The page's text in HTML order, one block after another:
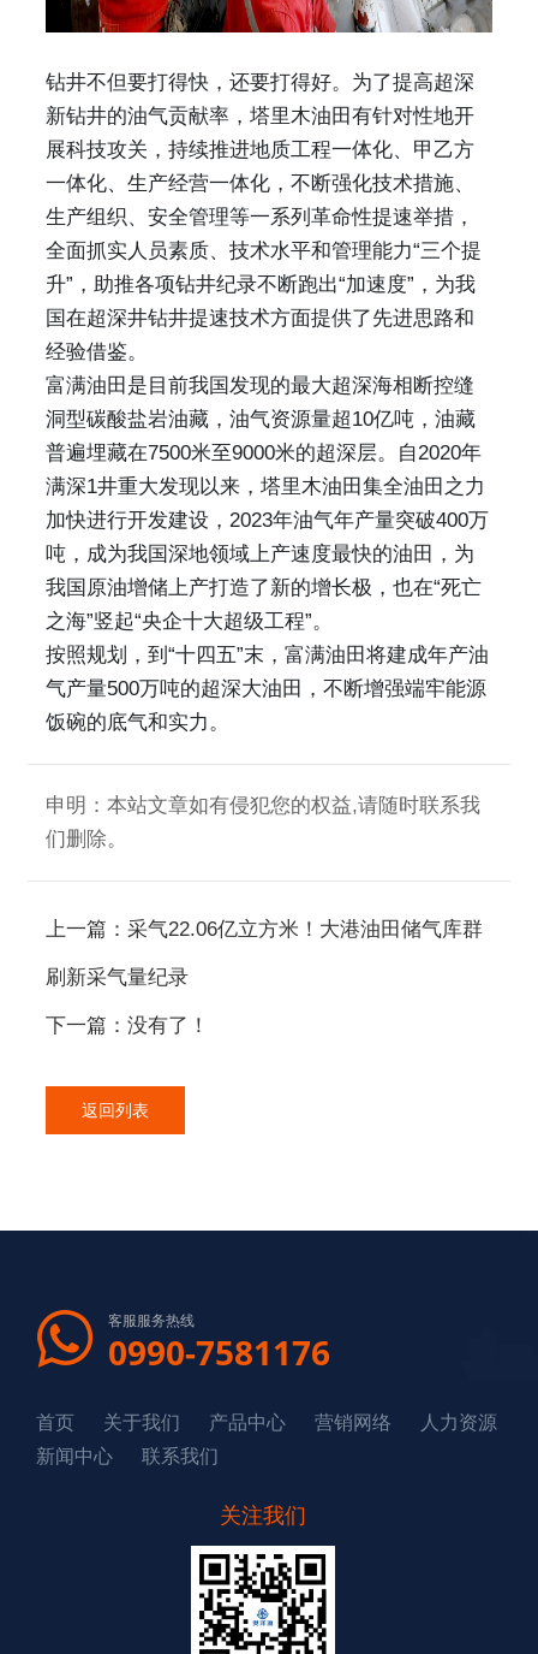
钻井不但要打得快，还要打得好。为了提高超深
新钻井的油气贡献率，塔里木油田有针对性地开
展科技攻关，持续推进地质工程一体化、甲乙方
一体化、生产经营一体化，不断强化技术措施、
生产组织、安全管理等一系列革命性提速举措，
全面抓实人员素质、技术水平和管理能力“三个提
升”，助推各项钻井纪录不断跑出“加速度”，为我
国在超深井钻井提速技术方面提供了先进思路和
经验借鉴。
富满油田是目前我国发现的最大超深海相断控缝
洞型碳酸盐岩油藏，油气资源量超10亿吨，油藏
普遍埋藏在7500米至9000米的超深层。自2020年
满深1井重大发现以来，塔里木油田集全油田之力
加快进行开发建设，2023年油气年产量突破400万
吨，成为我国深地领域上产速度最快的油田，为
我国原油增储上产打造了新的增长极，也在“死亡
之海”竖起“央企十大超级工程”。
按照规划，到“十四五”末，富满油田将建成年产油
气产量500万吨的超深大油田，不断增强端牢能源
饭碗的底气和实力。
申明：本站文章如有侵犯您的权益,请随时联系我
们删除。
上一篇：采气22.06亿立方米！大港油田储气库群
刷新采气量纪录
下一篇：没有了！
返回列表
客服服务热线
0990-7581176
首页 关于我们 产品中心 营销网络
人力资源
新闻中心
联系我们
关注我们